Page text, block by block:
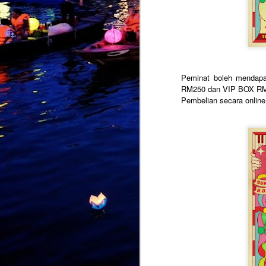
Peminat boleh
RM250 dan VIP BOX
Pembelian secara